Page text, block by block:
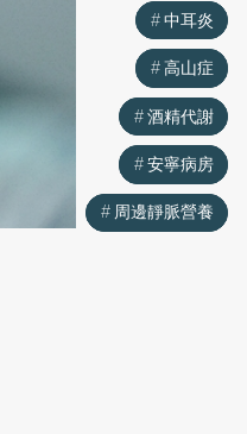
中耳炎
高山症
酒精代謝
安寧病房
周邊靜脈營養
中耳炎
高山症
酒精代謝
安寧病房
周邊靜脈營養